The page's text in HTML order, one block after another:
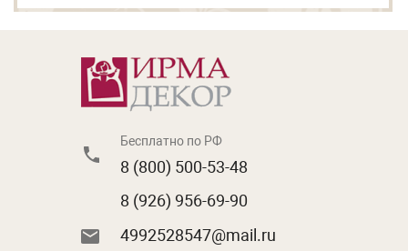
Бесплатно по РФ
8 (800) 500-53-48
8 (926) 956-69-90
4992528547@mail.ru